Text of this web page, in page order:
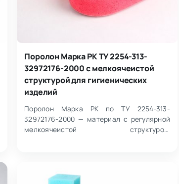
Поролон Марка РК ТУ 2254-313-
32972176-2000 с мелкоячеистой
структурой для гигиенических
изделий
Поролон Марка РК по ТУ 2254-313-
32972176-2000 — материал с регулярной
мелкоячеистой структурой,